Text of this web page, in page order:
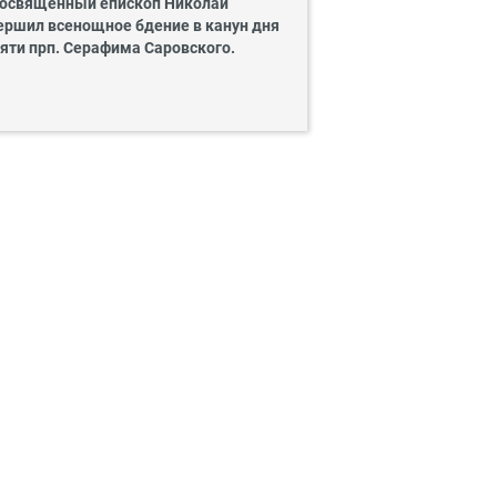
всенощное бдение в канун дня
прп. Серафима Саровского.